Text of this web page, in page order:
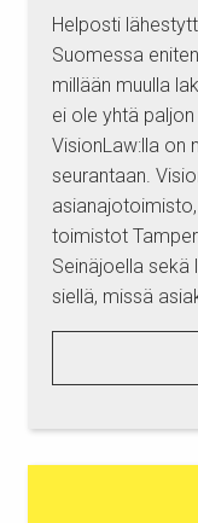
Helposti
Suomessa
millään muulla
ei ole yhtä paljon
VisionLaw:lla on
seurantaan.
toimistot
Seinäjoella sekä
siellä, missä